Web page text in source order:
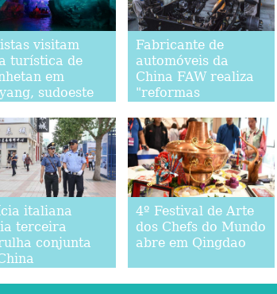
visitam
turística de
em
sudoeste
Fabricante de
automóveis da
China FAW realiza
"reformas
italiana
terceira
conjunta
4º Festival de Arte
dos Chefs do Mundo
abre em Qingdao